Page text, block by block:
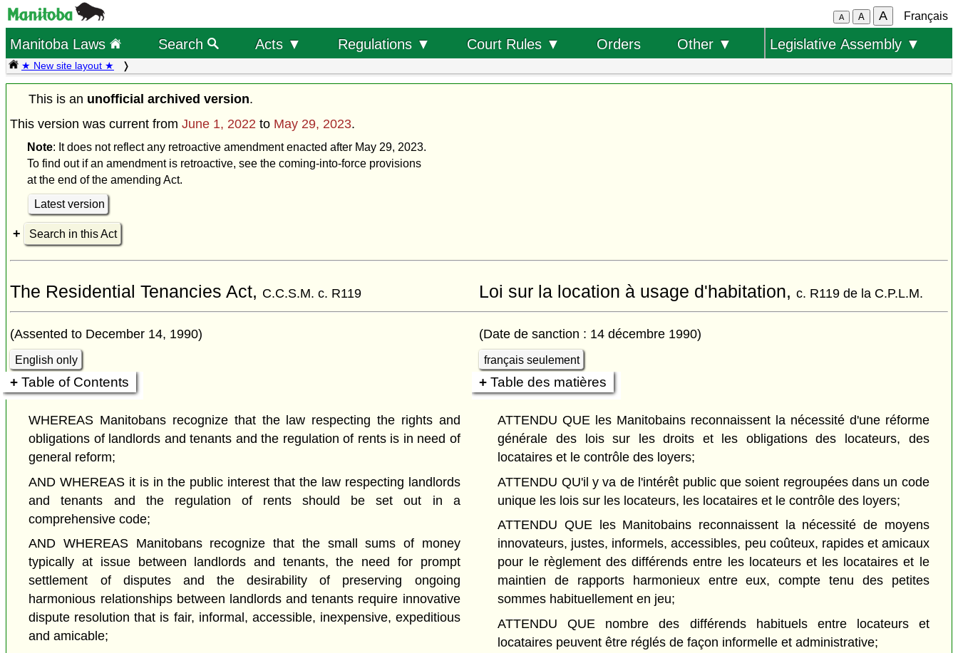
A A A Français
Manitoba Laws Search Acts ▼ Regulations ▼ Court Rules ▼ Orders Other ▼ Legislative Assembly ▼
★ New site layout ★
This is an unofficial archived version.
This version was current from June 1, 2022 to May 29, 2023.
Note: It does not reflect any retroactive amendment enacted after May 29, 2023.
To find out if an amendment is retroactive, see the coming-into-force provisions
at the end of the amending Act.
Latest version
Search in this Act
The Residential Tenancies Act, C.C.S.M. c. R119 Loi sur la location à usage d'habitation, c. R119 de la C.P.L.M.
(Assented to December 14, 1990) (Date de sanction : 14 décembre 1990)
English only français seulement
Table of Contents Table des matières
WHEREAS Manitobans recognize that the law respecting the rights and
obligations of landlords and tenants and the regulation of rents is in need of
general reform;
AND WHEREAS it is in the public interest that the law respecting landlords
and tenants and the regulation of rents should be set out in a
comprehensive code;
AND WHEREAS Manitobans recognize that the small sums of money
typically at issue between landlords and tenants, the need for prompt
settlement of disputes and the desirability of preserving ongoing
harmonious relationships between landlords and tenants require innovative
dispute resolution that is fair, informal, accessible, inexpensive, expeditious
and amicable;
ATTENDU QUE les Manitobains reconnaissent la nécessité d'une réforme
générale des lois sur les droits et les obligations des locateurs, des
locataires et le contrôle des loyers;
ATTENDU QU'il y va de l'intérêt public que soient regroupées dans un code
unique les lois sur les locateurs, les locataires et le contrôle des loyers;
ATTENDU QUE les Manitobains reconnaissent la nécessité de moyens
innovateurs, justes, informels, accessibles, peu coûteux, rapides et amicaux
pour le règlement des différends entre les locateurs et les locataires et le
maintien de rapports harmonieux entre eux, compte tenu des petites
sommes habituellement en jeu;
ATTENDU QUE nombre des différends habituels entre locateurs et
locataires peuvent être réglés de façon informelle et administrative;